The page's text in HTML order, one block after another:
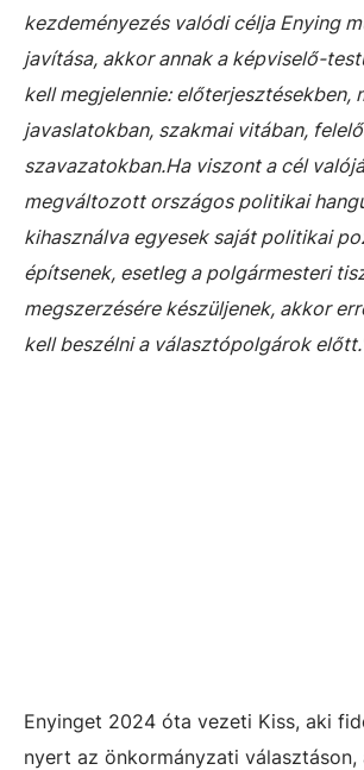
kezdeményezés valódi célja Enying
javítása, akkor annak a képviselő-
kell megjelennie: előterjesztésekben,
javaslatokban, szakmai vitában,
szavazatokban.Ha viszont a cél
megváltozott országos politikai
kihasználva egyesek saját politikai
építsenek, esetleg a polgármesteri
megszerzésére készüljenek, akkor
kell beszélni a választópolgárok
Enyinget 2024 óta vezeti Kiss, aki
nyert az önkormányzati választáson,